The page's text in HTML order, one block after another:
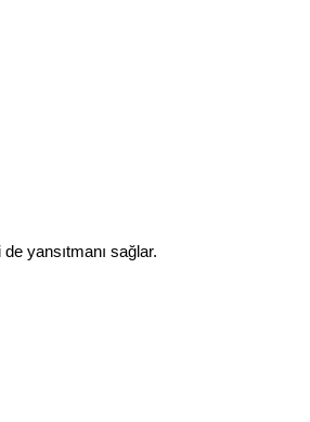
yansıtmanı sağlar.